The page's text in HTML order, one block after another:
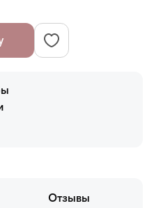
Отзывы